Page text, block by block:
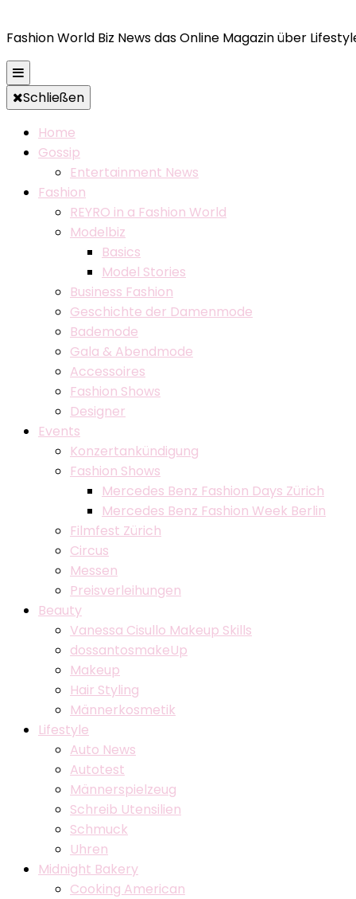
Fashion World Biz News das Online Magazin über
Schließen
Home
Gossip
Entertainment News
Fashion
REYRO in a Fashion World
Modelbiz
Basics
Model Stories
Business Fashion
Geschichte der Damenmode
Bademode
Gala & Abendmode
Accessoires
Fashion Shows
Designer
Events
Konzertankündigung
Fashion Shows
Mercedes Benz Fashion Days Zürich
Mercedes Benz Fashion Week Berlin
Filmfest Zürich
Circus
Messen
Preisverleihungen
Beauty
Vanessa Cisullo Makeup Skills
dossantosmakeUp
Makeup
Hair Styling
Männerkosmetik
Lifestyle
Auto News
Autotest
Männerspielzeug
Schreib Utensilien
Schmuck
Uhren
Midnight Bakery
Cooking American